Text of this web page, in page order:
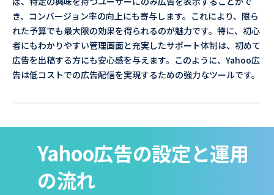
き、コンバージョン率の向上にも寄与します。これにより、限ら
れた予算でも最大限の効果を得られるのが魅力です。特に、初心
者にもわかりやすい管理画面と充実したサポート体制は、初めて
広告を出稿する方にも安心感を与えます。このように、Yahoo広
告は低コストでの広告配信を実現するための強力なツールです。
Yahoo広告の設定と運用
の流れ